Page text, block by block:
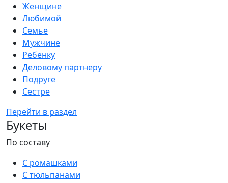
Женщине
Любимой
Семье
Мужчине
Ребенку
Деловому партнеру
Подруге
Сестре
Перейти в раздел
Букеты
По составу
С ромашками
С тюльпанами